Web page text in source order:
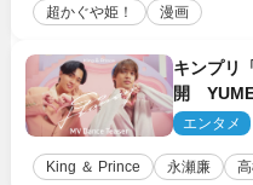
超かぐや姫！ 漫画
キンプリ
開
エンタメ
King ＆ Prince 永瀬廉